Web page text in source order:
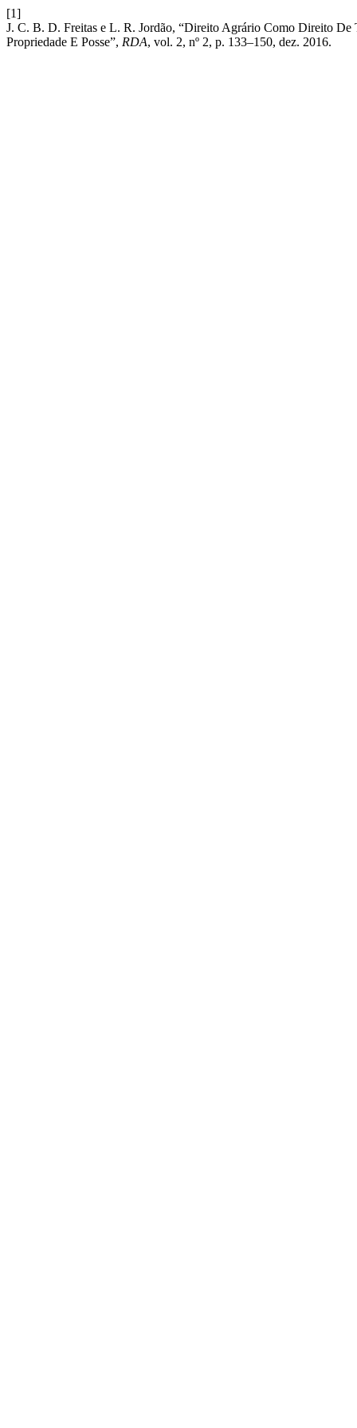
[1]
J. C. B. D. Freitas e L. R. Jordão, “Direito Agrário Como Direito De
Propriedade E Posse”, RDA, vol. 2, nº 2, p. 133–150, dez. 2016.